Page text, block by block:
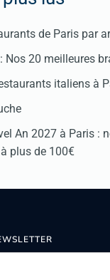
de Paris par
Nos 20 meilleures
italiens à
An 2027 à Paris :
plus de 100€